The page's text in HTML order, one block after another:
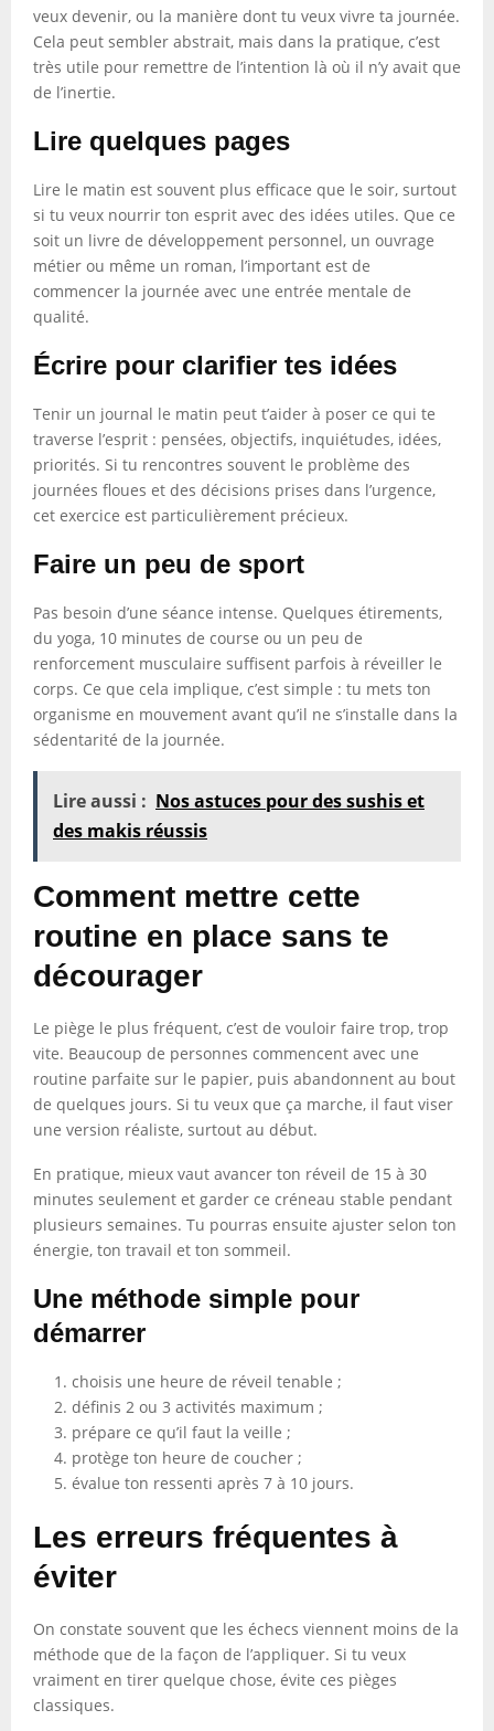
veux devenir, ou la manière dont tu veux vivre ta journée.
Cela peut sembler abstrait, mais dans la pratique, c’est
très utile pour remettre de l’intention là où il n’y avait que
de l’inertie.
Lire quelques pages
Lire le matin est souvent plus efficace que le soir, surtout
si tu veux nourrir ton esprit avec des idées utiles. Que ce
soit un livre de développement personnel, un ouvrage
métier ou même un roman, l’important est de
commencer la journée avec une entrée mentale de
qualité.
Écrire pour clarifier tes idées
Tenir un journal le matin peut t’aider à poser ce qui te
traverse l’esprit : pensées, objectifs, inquiétudes, idées,
priorités. Si tu rencontres souvent le problème des
journées floues et des décisions prises dans l’urgence,
cet exercice est particulièrement précieux.
Faire un peu de sport
Pas besoin d’une séance intense. Quelques étirements,
du yoga, 10 minutes de course ou un peu de
renforcement musculaire suffisent parfois à réveiller le
corps. Ce que cela implique, c’est simple : tu mets ton
organisme en mouvement avant qu’il ne s’installe dans la
sédentarité de la journée.
Lire aussi : Nos astuces pour des sushis et
des makis réussis
Comment mettre cette
routine en place sans te
décourager
Le piège le plus fréquent, c’est de vouloir faire trop, trop
vite. Beaucoup de personnes commencent avec une
routine parfaite sur le papier, puis abandonnent au bout
de quelques jours. Si tu veux que ça marche, il faut viser
une version réaliste, surtout au début.
En pratique, mieux vaut avancer ton réveil de 15 à 30
minutes seulement et garder ce créneau stable pendant
plusieurs semaines. Tu pourras ensuite ajuster selon ton
énergie, ton travail et ton sommeil.
Une méthode simple pour
démarrer
choisis une heure de réveil tenable ;
définis 2 ou 3 activités maximum ;
prépare ce qu’il faut la veille ;
protège ton heure de coucher ;
évalue ton ressenti après 7 à 10 jours.
Les erreurs fréquentes à
éviter
On constate souvent que les échecs viennent moins de la
méthode que de la façon de l’appliquer. Si tu veux
vraiment en tirer quelque chose, évite ces pièges
classiques.